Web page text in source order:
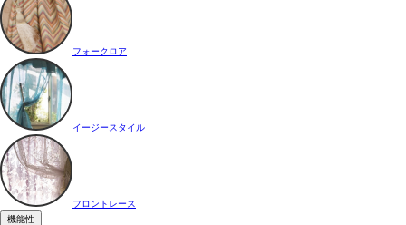
フォークロア
イージースタイル
フロントレース
機能性